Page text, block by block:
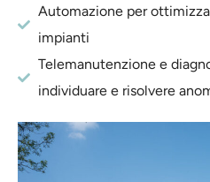
Automazione per
impianti
Telemanutenzione e
individuare e risolvere